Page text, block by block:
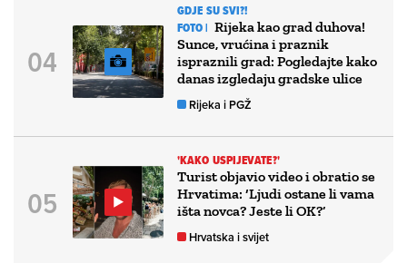
GDJE SU SVI?!
FOTO | Rijeka kao grad duhova!
Sunce, vrućina i praznik
ispraznili grad: Pogledajte kako
danas izgledaju gradske ulice
Rijeka i PGŽ
'KAKO USPIJEVATE?'
Turist objavio video i obratio se
Hrvatima: ‘Ljudi ostane li vama
išta novca? Jeste li OK?’
Hrvatska i svijet